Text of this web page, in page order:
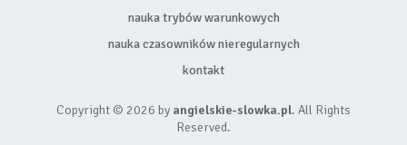
nauka trybów warunkowych
nauka czasowników nieregularnych
kontakt
Copyright © 2026 by angielskie-slowka.pl. All Rights
Reserved.